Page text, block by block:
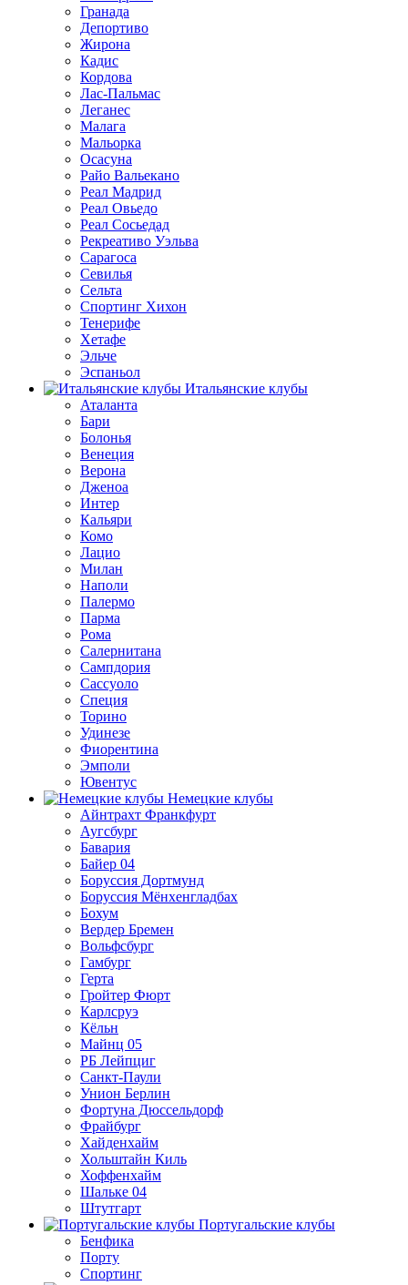
Гранада
Депортиво
Жирона
Кадис
Кордова
Лас-Пальмас
Леганес
Малага
Мальорка
Осасуна
Райо Вальекано
Реал Мадрид
Реал Овьедо
Реал Сосьедад
Рекреативо Уэльва
Сарагоса
Севилья
Сельта
Спортинг Хихон
Тенерифе
Хетафе
Эльче
Эспаньол
Итальянские клубы
Аталанта
Бари
Болонья
Венеция
Верона
Дженоа
Интер
Кальяри
Комо
Лацио
Милан
Наполи
Палермо
Парма
Рома
Салернитана
Сампдория
Сассуоло
Специя
Торино
Удинезе
Фиорентина
Эмполи
Ювентус
Немецкие клубы
Айнтрахт Франкфурт
Аугсбург
Бавария
Байер 04
Боруссия Дортмунд
Боруссия Мёнхенгладбах
Бохум
Вердер Бремен
Вольфсбург
Гамбург
Герта
Гройтер Фюрт
Карлсруэ
Кёльн
Майнц 05
РБ Лейпциг
Санкт-Паули
Унион Берлин
Фортуна Дюссельдорф
Фрайбург
Хайденхайм
Хольштайн Киль
Хоффенхайм
Шальке 04
Штутгарт
Португальские клубы
Бенфика
Порту
Спортинг